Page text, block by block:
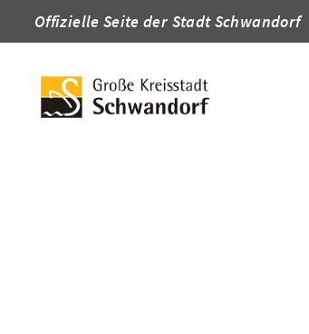
Offizielle Seite der Stadt Schwandorf